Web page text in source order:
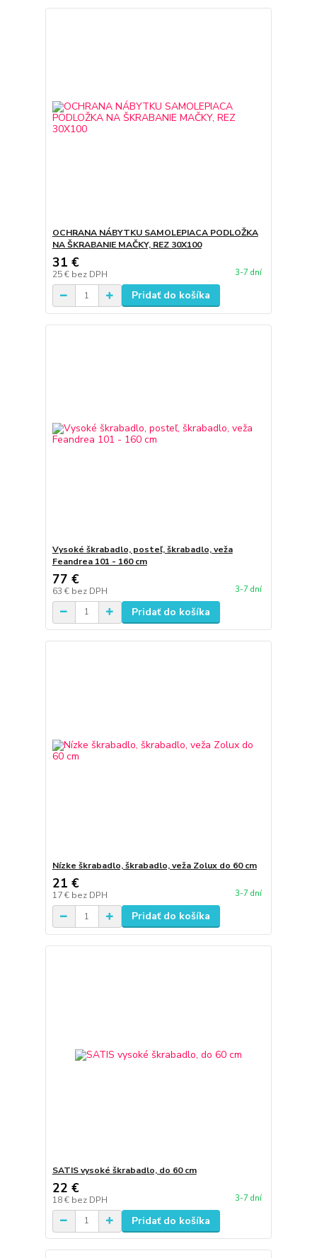
OCHRANA NÁBYTKU SAMOLEPIACA PODLOŽKA
NA ŠKRABANIE MAČKY, REZ 30X100
31 €
25 € bez DPH 3-7 dní
Pridať do košíka
Vysoké škrabadlo, posteľ, škrabadlo, veža
Feandrea 101 - 160 cm
77 €
63 € bez DPH 3-7 dní
Pridať do košíka
Nízke škrabadlo, škrabadlo, veža Zolux do 60 cm
21 €
17 € bez DPH 3-7 dní
Pridať do košíka
SATIS vysoké škrabadlo, do 60 cm
22 €
18 € bez DPH 3-7 dní
Pridať do košíka